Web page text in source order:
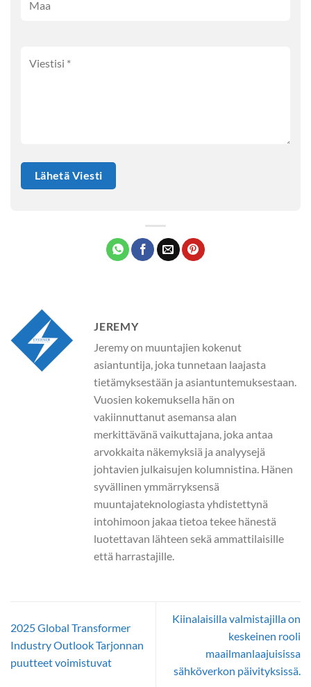
JEREMY
Jeremy on muuntajien kokenut
asiantuntija, joka tunnetaan laajasta
tietämyksestään ja asiantuntemuksestaan.
Vuosien kokemuksella hän on
vakiinnuttanut asemansa alan
merkittävänä vaikuttajana, joka antaa
arvokkaita näkemyksiä ja analyysejä
johtavien julkaisujen kolumnistina. Hänen
syvällinen ymmärryksensä
muuntajateknologiasta yhdistettynä
intohimoon jakaa tietoa tekee hänestä
luotettavan lähteen sekä ammattilaisille
että harrastajille.
2025 Global Transformer
Industry Outlook Tarjonnan
puutteet voimistuvat
Kiinalaisilla valmistajilla on
keskeinen rooli
maailmanlaajuisissa
sähköverkon päivityksissä.